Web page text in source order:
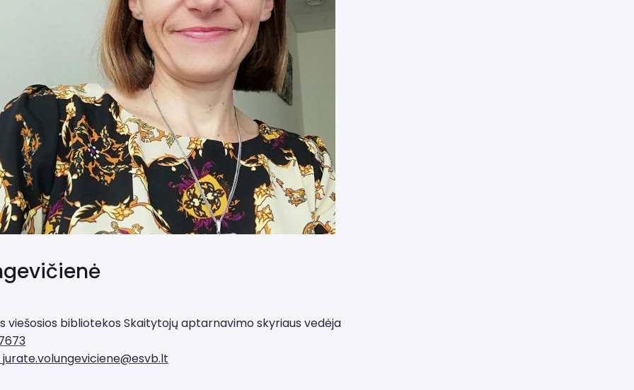
viešosios bibliotekos Skaitytojų aptarnavimo skyriaus vedėja
jurate.volungeviciene@esvb.lt